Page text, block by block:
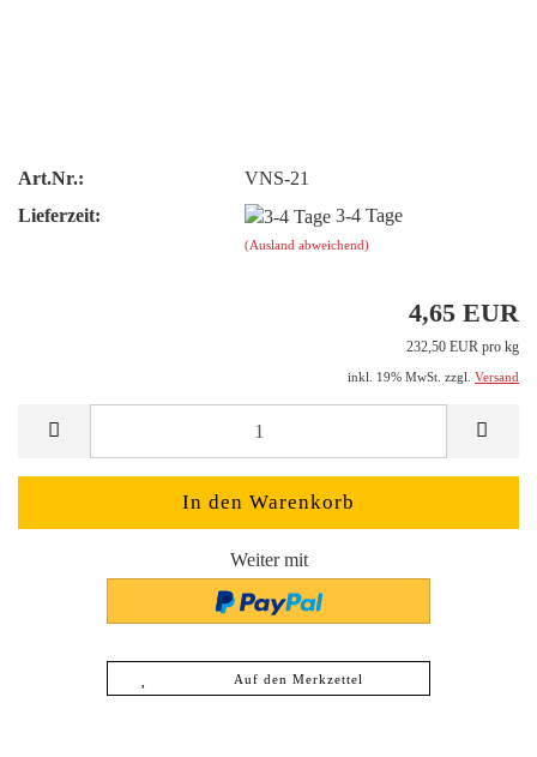
Art.Nr.:
VNS-21
Lieferzeit:
3-4 Tage
(Ausland abweichend)
4,65 EUR
232,50 EUR pro kg
inkl. 19% MwSt. zzgl. Versand
Weiter mit
Auf den Merkzettel